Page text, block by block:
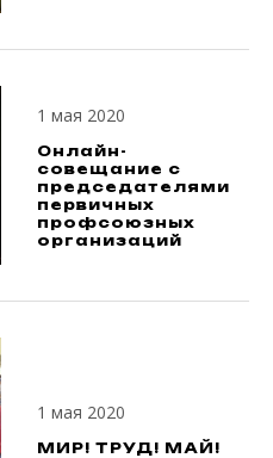
1 мая 2020
Онлайн-
совещание с
председателями
первичных
профсоюзных
организаций
1 мая 2020
МИР! ТРУД! МАЙ!